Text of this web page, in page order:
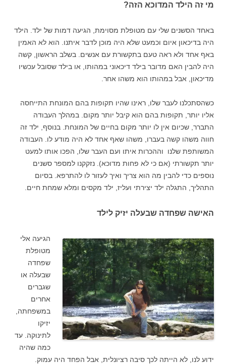
מי זה הילד המדוכא הזה?
באחד הסשנים שלי עם מטופלת מסוימת, הגיעה דמות של ילד. הילד
היה בדיכאון איום וכמעט שלא היה מוכן לדבר איתנו. הוא לא האמין
באף אחד ולא ראה טעם בתקשורת עם אנשים. בשלב הראשון, קשה
היה להבין האם מדובר בילד דיכאוני במהותו, או בילד שסובל עכשיו
מדיכאון, אבל במהותו הוא משהו אחר.
כשהסתכלנו לעבר שלו, ראינו שהיו תקופות בהם המונחת התייחסה
אליו יותר, תקופות בהם הוא קיבל יותר מקום. במהלך העבודה
התברר, שכיום אין לו יותר מקום בחיים של המונחת. בנוסף, ילד זה
חווה משהו קשה בעברו, משהו שאף אחד לא היה מודע לו. העבודה
המשותפת שלנו וההכרות איתו ועם העבר שלו, הפכו אותו למעט
יותר תקשורתי (אם כי לא פחות מדוכא). נזקקנו למספר סשנים
נוספים כדי להבין מה הוא צריך ואיך לעזור לו להתרפא. בסיום
התהליך, התגלה ילד יצירתי ועליז, ילד מקסים ומלא שמחת חיים.
האישה שפחדה שבעלה יזיק לילד
הגיעה אלי
מטופלת
שפחדה
שבעלה או
שגברים
אחרים
במשפחתה,
יזיקו
לתינוקה. עד
כמה שהיה
ידוע לנו, לא הייתה לכך סיבה רציונלית, אבל הפחד היה עמוק.